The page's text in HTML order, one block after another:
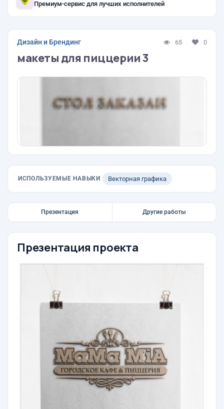
Премиум-сервис для лучших исполнителей
Дизайн и Брендинг 65 0
макеты для пиццерии 3
ИСПОЛЬЗУЕМЫЕ НАВЫКИ Векторная графика
Презентация Другие работы
Презентация проекта